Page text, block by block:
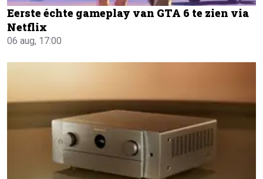
Eerste échte gameplay van GTA 6 te zien via
Netflix
06 aug, 17:00